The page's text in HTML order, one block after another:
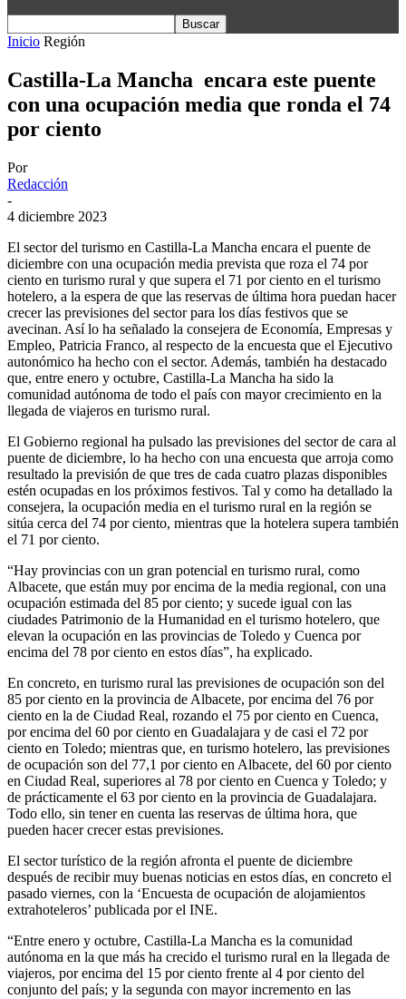
Inicio Región
Castilla-La Mancha encara este puente
con una ocupación media que ronda el 74
por ciento
Por
Redacción
-
4 diciembre 2023
El sector del turismo en Castilla-La Mancha encara el puente de
diciembre con una ocupación media prevista que roza el 74 por
ciento en turismo rural y que supera el 71 por ciento en el turismo
hotelero, a la espera de que las reservas de última hora puedan hacer
crecer las previsiones del sector para los días festivos que se
avecinan. Así lo ha señalado la consejera de Economía, Empresas y
Empleo, Patricia Franco, al respecto de la encuesta que el Ejecutivo
autonómico ha hecho con el sector. Además, también ha destacado
que, entre enero y octubre, Castilla-La Mancha ha sido la
comunidad autónoma de todo el país con mayor crecimiento en la
llegada de viajeros en turismo rural.
El Gobierno regional ha pulsado las previsiones del sector de cara al
puente de diciembre, lo ha hecho con una encuesta que arroja como
resultado la previsión de que tres de cada cuatro plazas disponibles
estén ocupadas en los próximos festivos. Tal y como ha detallado la
consejera, la ocupación media en el turismo rural en la región se
sitúa cerca del 74 por ciento, mientras que la hotelera supera también
el 71 por ciento.
“Hay provincias con un gran potencial en turismo rural, como
Albacete, que están muy por encima de la media regional, con una
ocupación estimada del 85 por ciento; y sucede igual con las
ciudades Patrimonio de la Humanidad en el turismo hotelero, que
elevan la ocupación en las provincias de Toledo y Cuenca por
encima del 78 por ciento en estos días”, ha explicado.
En concreto, en turismo rural las previsiones de ocupación son del
85 por ciento en la provincia de Albacete, por encima del 76 por
ciento en la de Ciudad Real, rozando el 75 por ciento en Cuenca,
por encima del 60 por ciento en Guadalajara y de casi el 72 por
ciento en Toledo; mientras que, en turismo hotelero, las previsiones
de ocupación son del 77,1 por ciento en Albacete, del 60 por ciento
en Ciudad Real, superiores al 78 por ciento en Cuenca y Toledo; y
de prácticamente el 63 por ciento en la provincia de Guadalajara.
Todo ello, sin tener en cuenta las reservas de última hora, que
pueden hacer crecer estas previsiones.
El sector turístico de la región afronta el puente de diciembre
después de recibir muy buenas noticias en estos días, en concreto el
pasado viernes, con la ‘Encuesta de ocupación de alojamientos
extrahoteleros’ publicada por el INE.
“Entre enero y octubre, Castilla-La Mancha es la comunidad
autónoma en la que más ha crecido el turismo rural en la llegada de
viajeros, por encima del 15 por ciento frente al 4 por ciento del
conjunto del país; y la segunda con mayor incremento en las